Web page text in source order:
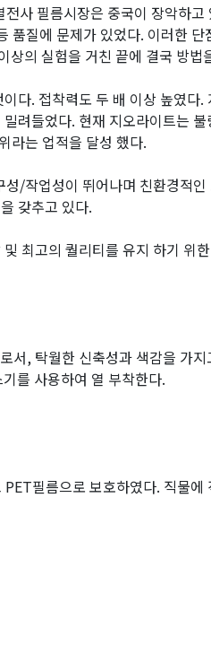
사 필름시장은 중국이 장악하고
질에 문제가 있었다. 이러한 단
의 실험을 거친 끝에 결국 방법
다. 접착력도 두 배 이상 높였다.
려들었다. 현재 지오라이트는
라는 업적을 달성 했다.
/작업성이 뛰어나며 친환경적
갖추고 있다.
최고의 퀄리티를 유지 하기 위
서, 탁월한 신축성과 색감을 가지
를 사용하여 열 부착한다.
필름으로 보호하였다. 직물에